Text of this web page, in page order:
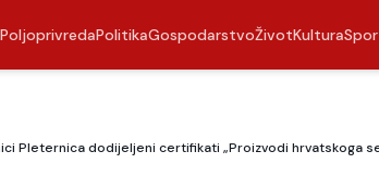
PoljoprivredaPolitikaGospodarstvoŽivotKultura
Pleternica dodijeljeni certifikati „Proizvodi hrvatskoga